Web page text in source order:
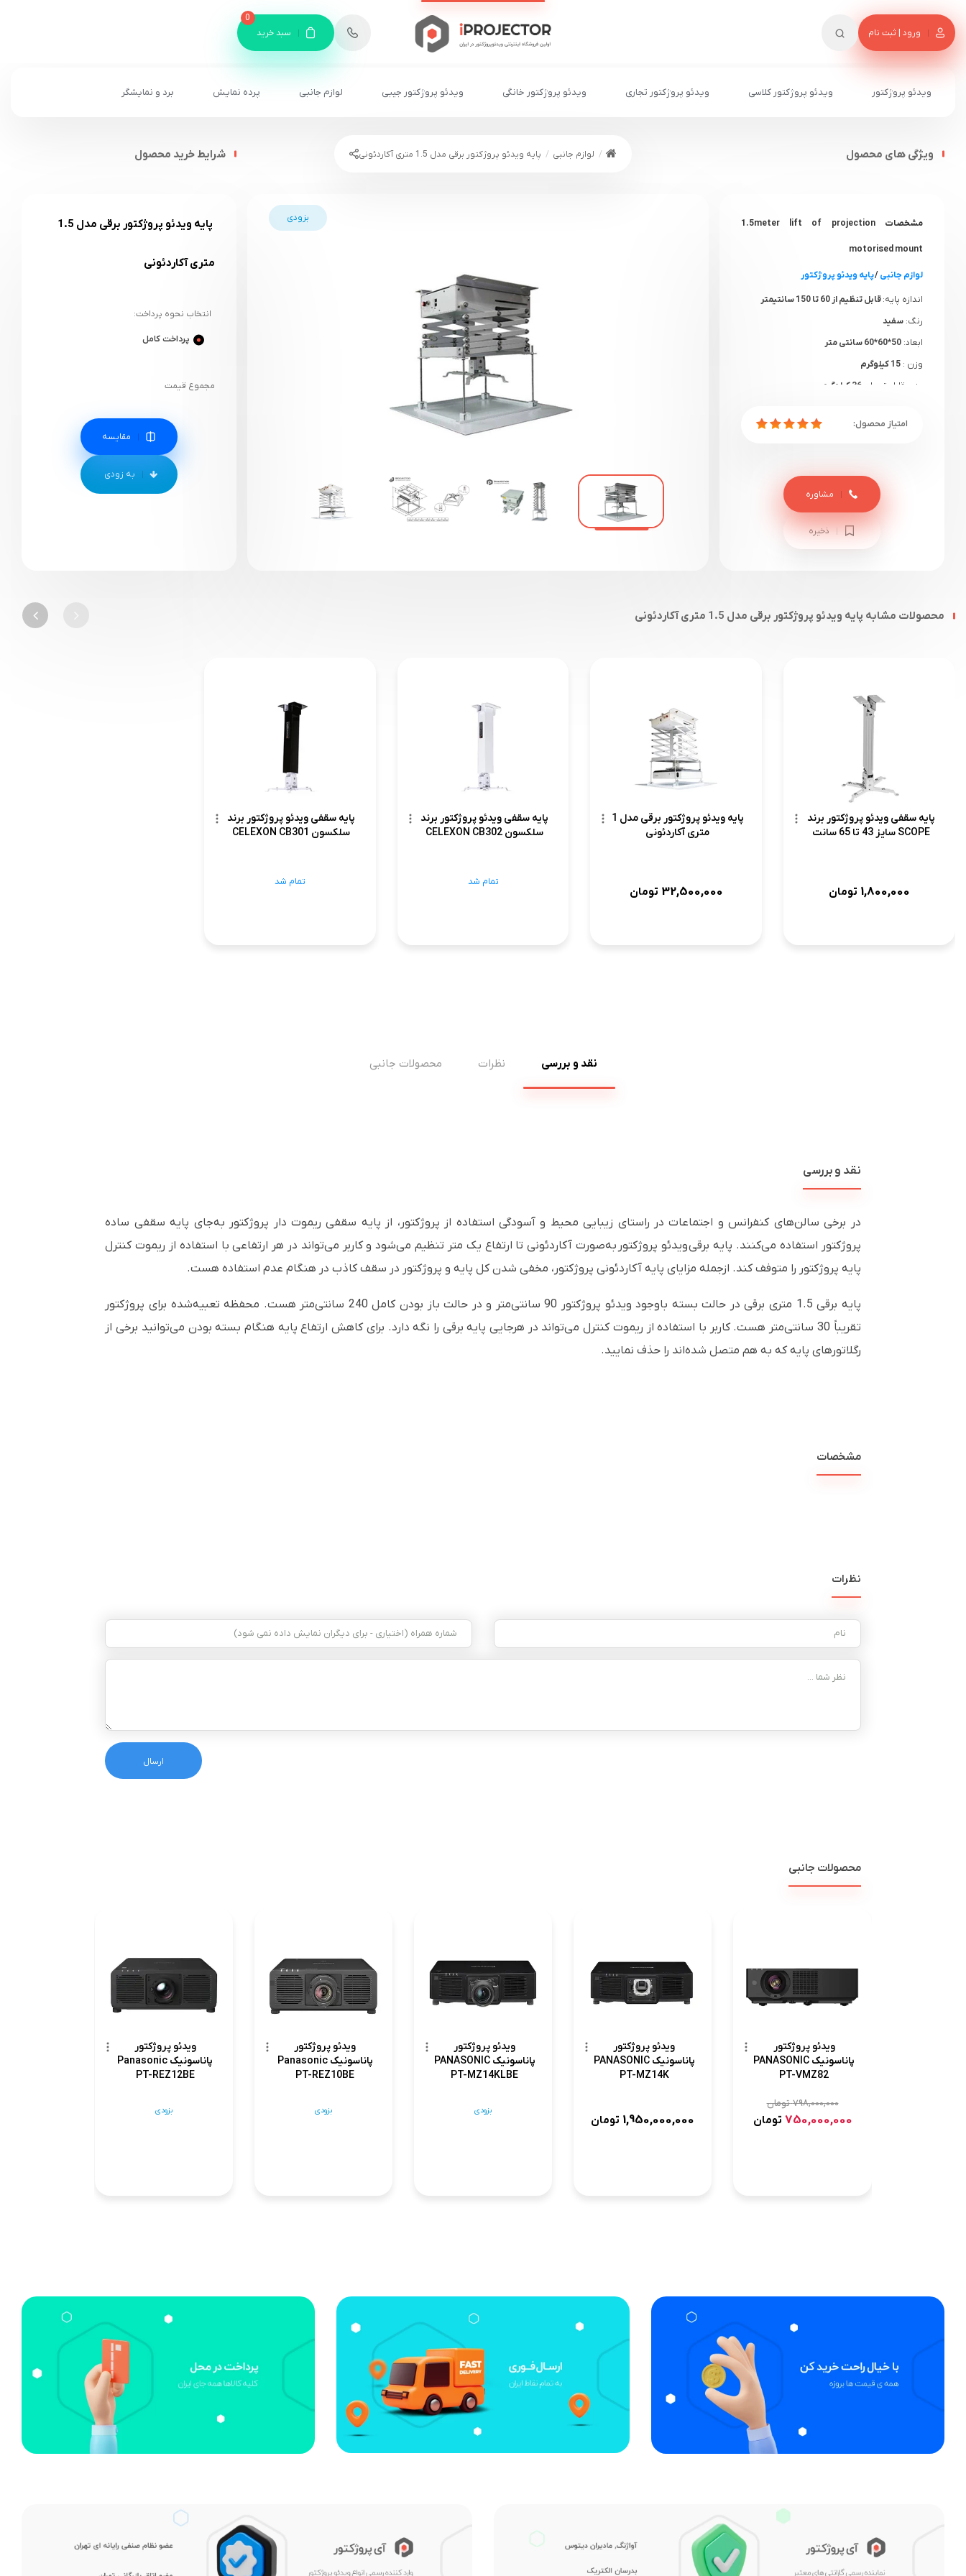
ورود | ثبت نام
8
سبد خرید
0
ویدئو پروژکتور ویدئو پروژکتور کلاسی ویدئو پروژکتور تجاری ویدئو پروژکتور خانگی ویدئو پروژکتور جیبی لوازم جانبی پرده نمایش برد و نمایشگر
لوازم جانبی پایه ویدئو پروژکتور برقی مدل 1.5 متری آکاردئونی
بزودی
شرایط خرید محصول
پایه ویدئو پروژکتور برقی مدل 1.5
متری آکاردئونی
انتخاب نحوه پرداخت:
پرداخت کامل
مجموع قیمت
مقایسه
ویژگی های محصول
مشخصات 1.5meter lift of projection
motorised mount
لوازم جانبی/پایه ویدئو پروژکتور
اندازه پایه:قابل تنظیم از 60 تا 150 سانتیمتر
رنگ: سفید
ابعاد: 50*60*60 سانتی متر
وزن : 15 کیلوگرم
وزن قابل تحمل: 36 کیلوگرم
ذخیره
مشاوره
محصولات مشابه پایه ویدئو پروژکتور برقی مدل 1.5 متری آکاردئونی
پایه سقفی ویدئو پروژکتور برند
SCOPE سایز 43 تا 65 سانت
1,800,000 تومان
پایه ویدئو پروژکتور برقی مدل 1
متری آکاردئونی
32,500,000 تومان
پایه سقفی ویدئو پروژکتور برند
سلکسون CELEXON CB302
تمام شد
پایه سقفی ویدئو پروژکتور برند
سلکسون CELEXON CB301
تمام شد
نقد و بررسی نظرات محصولات جانبی
نقد و بررسی
در برخی سالن‌های کنفرانس و اجتماعات در راستای زیبایی محیط و آسودگی استفاده از پروژکتور، از پایه سقفی ریموت دار پروژکتور به‌جای پایه سقفی ساده
پروژکتور استفاده می‌کنند. پایه برقی ویدئو پروژکتور به‌صورت آکاردئونی تا ارتفاع یک متر تنظیم می‌شود و کاربر می‌تواند در هر ارتفاعی با استفاده از ریموت کنترل
پایه پروژکتور را متوفف کند. ازجمله مزایای پایه آکاردئونی پروژکتور، مخفی شدن کل پایه و پروژکتور در سقف کاذب در هنگام عدم استفاده هست.
پایه برقی 1.5 متری برقی در حالت بسته باوجود ویدئو پروژکتور 90 سانتی‌متر و در حالت باز بودن کامل 240 سانتی‌متر هست. محفظه تعبیه‌شده برای پروژکتور
تقریباً 30 سانتی‌متر هست. کاربر با استفاده از ریموت کنترل می‌تواند در هرجایی پایه برقی را نگه دارد. برای کاهش ارتفاع پایه هنگام بسته بودن می‌توانید برخی از
رگلاتورهای پایه که به هم متصل شده‌اند را حذف نمایید.
مشخصات
نظرات
محصولات جانبی
ویدئو پروژکتور
پاناسونیک PANASONIC
PT-VMZ82
798,000,000تومان
750,000,000 تومان
ویدئو پروژکتور
پاناسونیک PANASONIC
PT-MZ14K
1,950,000,000 تومان
ویدئو پروژکتور
پاناسونیک PANASONIC
PT-MZ14KLBE
بزودی
ویدئو پروژکتور
پاناسونیک Panasonic
PT-REZ10BE
بزودی
ویدئو پروژکتور
پاناسونیک Panasonic
PT-REZ12BE
بزودی